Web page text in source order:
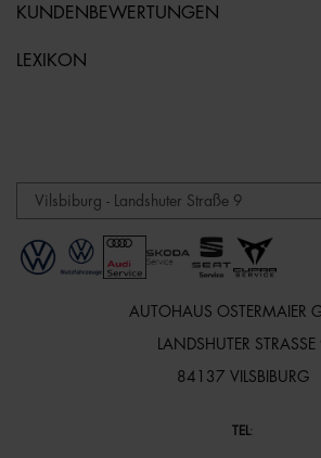
KUNDENBEWERTUNGEN
LEXIKON
AUTOHAUS OSTERMAIER
LANDSHUTER STRASSE 9
84137 VILSBIBURG
TEL: